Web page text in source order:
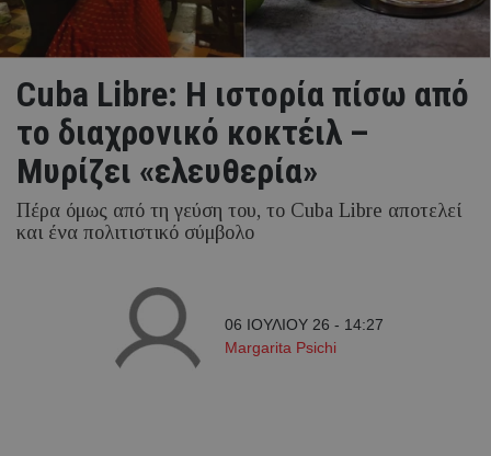
Cuba Libre: Η ιστορία πίσω από
το διαχρονικό κοκτέιλ –
Μυρίζει «ελευθερία»
Πέρα όμως από τη γεύση του, το Cuba Libre αποτελεί
και ένα πολιτιστικό σύμβολο
06 ΙΟΥΛΙΟΥ 26 - 14:27
Margarita Psichi